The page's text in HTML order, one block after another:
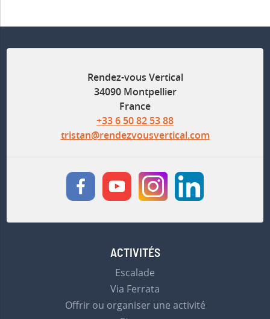
Rendez-vous Vertical
34090 Montpellier
France
+33 6 50 82 53 88
tristan@rendezvousvertical.com
ACTIVITÉS
Escalade
Via Ferrata
Offrir ou organiser une activité